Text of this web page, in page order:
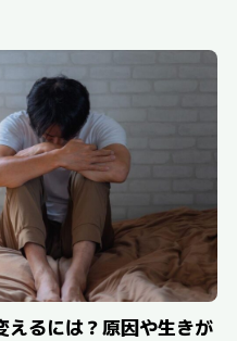
えるには？原因や生きが